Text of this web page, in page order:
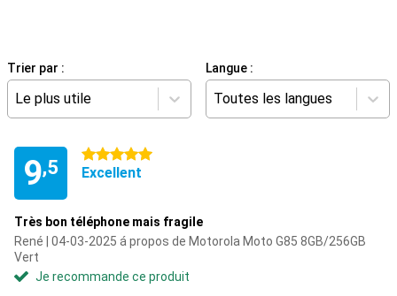
Trier par :
Le plus utile
Langue :
Toutes les langues
9,5
5 étoiles
Excellent
Très bon téléphone mais fragile
René | 04-03-2025 á propos de Motorola Moto G85 8GB/256GB
Vert
Je recommande ce produit